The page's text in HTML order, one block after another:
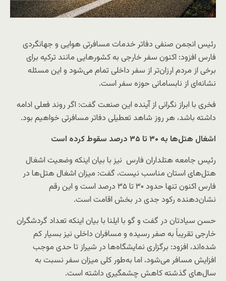
رئیس انجمن صنفی دفاتر خدمات مسافرتی هوایی و جهانگردی
فارس افزود: اکنون سفر خارجی به کشورهایی مانند ترکیه برای
برخی از مردم ارزان‌تر از سفر داخلی تمام می‌شود و این مسئله
نشانه‌ای از نابسامانی حوزه سفر است.
فخری با ابراز نگرانی از آینده این صنعت گفت: اگر روند فعلی ادامه
داشته باشد، هر روز شاهد تعطیلی دفاتر مسافرتی خواهیم بود.
اشغال هتل‌ها به ۳۰ تا ۳۵ درصد سقوط کرده است
رئیس جامعه هتلداران فارس نیز با بیان اینکه وضعیت اشغال
هتل‌های استان مناسب نیست، گفت: میزان اشغال هتل‌ها در
فارس اکنون تنها حدود ۳۰ تا ۳۵ درصد است و این رقم
نشان‌دهنده رکود جدی در بخش اقامت است.
حسن سیادتان در گفت و گو با ایلنا با بیان اینکه تعداد گردشگران
خارجی تقریباً به صفر رسیده و مسافران داخلی نیز بسیار کم
شده‌اند، افزود: برگزاری نمایشگاه‌ها در شیراز تا حدی موجب
افزایش مسافر می‌شود، اما به‌طور کلی میزان سفر نسبت به
سال‌های گذشته کاهش چشمگیری داشته است.